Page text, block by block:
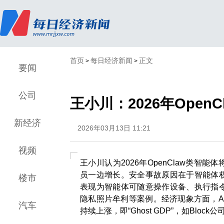
要闻
公司
新经济
视频
楼市
汽车
首页 > 每日经济新闻 > 正文
王小川：2026年
2026年03月13日 11:21
王小川认为2026年OpenClaw类智能体
员一边增长。安全事故原因在于智能
表现为智能体可随意操作设备、执行指
隐私照片牟利等案例。经济现象方面，
持续上涨，即“Ghost GDP”，如Block